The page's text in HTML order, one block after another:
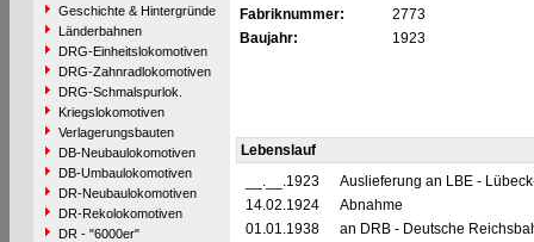
Geschichte & Hintergründe
Länderbahnen
DRG-Einheitslokomotiven
DRG-Zahnradlokomotiven
DRG-Schmalspurlok.
Kriegslokomotiven
Verlagerungsbauten
DB-Neubaulokomotiven
DB-Umbaulokomotiven
DR-Neubaulokomotiven
DR-Rekolokomotiven
DR - "6000er"
Fabriknummer:
2773
Baujahr:
1923
Lebenslauf
__.__.1923
Auslieferung an LBE -
14.02.1924
Abnahme
01.01.1938
an DRB - Deutsche